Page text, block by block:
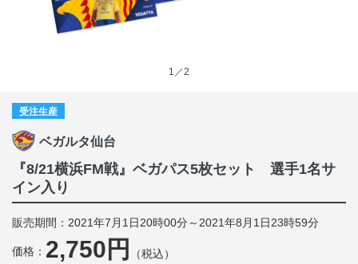
1／2
受注生産
ベガルタ仙台
『8/21横浜FM戦』ベガパス5枚セット 選手1名サ
イン入り
販売期間：2021年7月1日20時00分～2021年8月1日23時59分
価格： 2,750円 （税込）